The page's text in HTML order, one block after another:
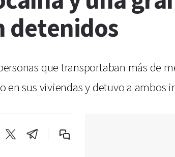
detenidos
que transportaban más de
sus viviendas y detuvo a ambos